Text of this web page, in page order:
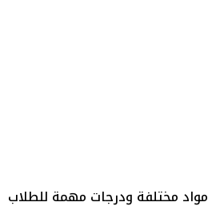
مواد مختلفة ودرجات مهمة للطلاب